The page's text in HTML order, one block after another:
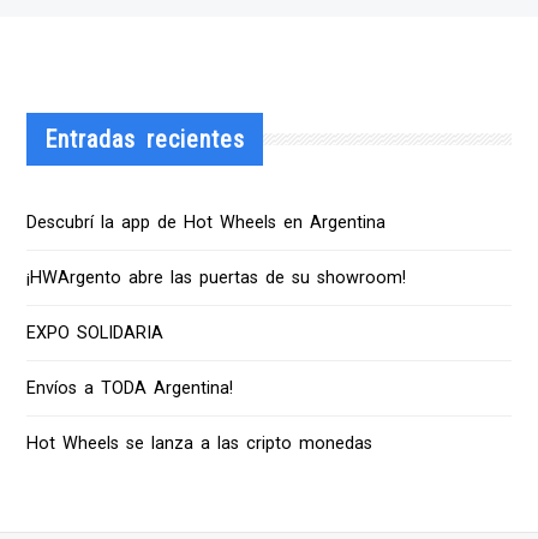
Entradas recientes
Descubrí la app de Hot Wheels en Argentina
¡HWArgento abre las puertas de su showroom!
EXPO SOLIDARIA
Envíos a TODA Argentina!
Hot Wheels se lanza a las cripto monedas